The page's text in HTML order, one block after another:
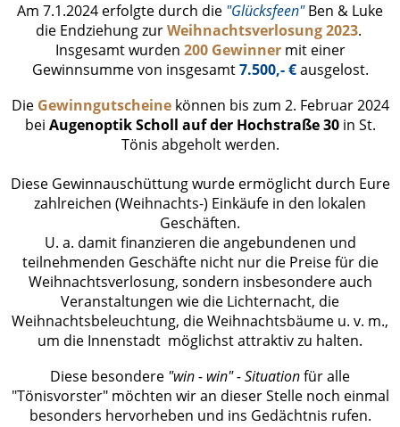
Am 7.1.2024 erfolgte durch die "Glücksfeen"Ben & Luke
die Endziehung zurWeihnachtsverlosung 2023.
Insgesamt wurden 200 Gewinnermit einer
Gewinnsumme von insgesamt7.500,- €ausgelost.
Die Gewinngutscheinekönnen bis zum 2. Februar 2024
bei Augenoptik Scholl auf der Hochstraße 30in St.
Tönis abgeholt werden.
Diese Gewinnauschüttung wurde ermöglicht durch Eure
zahlreichen (Weihnachts-) Einkäufe in den lokalen
Geschäften.
U. a. damit finanzieren die angebundenen und
teilnehmenden Geschäfte nicht nur die Preise für die
Weihnachtsverlosung, sondern insbesondere auch
Veranstaltungen wie die Lichternacht, die
Weihnachtsbeleuchtung, die Weihnachtsbäume u. v. m.,
um die Innenstadt möglichst attraktiv zu halten.
Diese besondere "win - win" - Situationfür alle
"Tönisvorster" möchten wir an dieser Stelle noch einmal
besonders hervorheben und ins Gedächtnis rufen.